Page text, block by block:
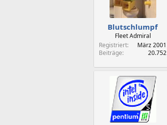
Blutschlumpf
Fleet Admiral
Registriert
März 2001
Beiträge
20.752